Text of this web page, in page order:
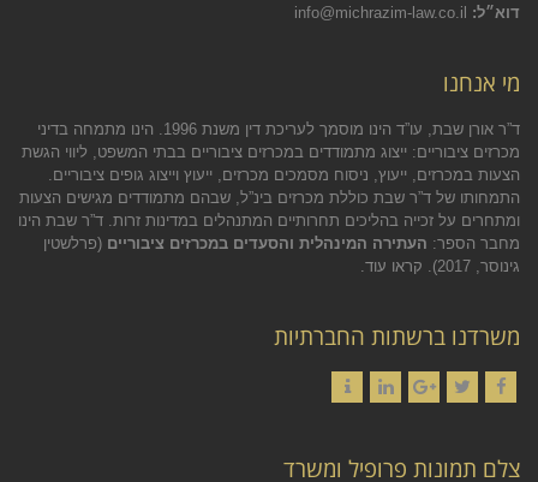
דוא״ל:
מי אנחנו
ד”ר אורן שבת, עו”ד הינו מוסמך לעריכת דין משנת 1996. הינו מתמחה בדיני
מכרזים ציבוריים: ייצוג מתמודדים במכרזים ציבוריים בבתי המשפט, ליווי הגשת
הצעות במכרזים, ייעוץ, ניסוח מסמכים מכרזים, ייעוץ וייצוג גופים ציבוריים.
התמחותו של ד”ר שבת כוללת מכרזים בינ”ל, שבהם מתמודדים מגישים הצעות
ומתחרים על זכייה בהליכים תחרותיים המתנהלים במדינות זרות. ד”ר שבת הינו
מחבר הספר: העתירה המינהלית והסעדים במכרזים ציבוריים (פרלשטין
גינוסר, 2017).
קראו עוד.
משרדנו ברשתות החברתיות
צלם תמונות פרופיל ומשרד